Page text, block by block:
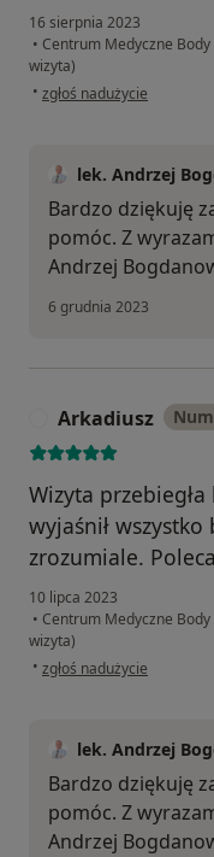
16 sierpnia 2023
• Centrum Medyczne Body
wizyta)
• w opinii użytkownika
zgłoś nadużycie
lek. Andrzej
Bardzo dziękuję
pomóc. Z
Andrzej
6 grudnia 2023
Arkadiusz
Wizyta
wyjaśnił wszystko
zrozumiale.
10 lipca 2023
• Centrum Medyczne Body
wizyta)
• w opinii użytkownika
zgłoś nadużycie
lek. Andrzej
Bardzo dziękuję
pomóc. Z
Andrzej